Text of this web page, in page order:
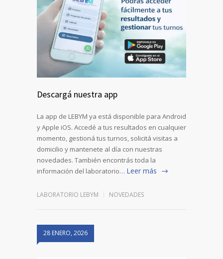
Descargá nuestra app
La app de LEBYM ya está disponible para Android
y Apple iOS. Accedé a tus resultados en cualquier
momento, gestioná tus turnos, solicitá visitas a
domicilio y mantenete al día con nuestras
novedades. También encontrás toda la
información del laboratorio… Leer más
LABORATORIO LEBYM NOVEDADES
28 ENERO, 2026